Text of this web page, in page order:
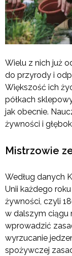
Wielu z nich już
do przyrody i
Większość ich
półkach
jak obecnie.
żywności i
Mistrzowie
Według danych
Unii każdego
żywności, czyli
w dalszym ciągu
wprowadzić
wyrzucanie
spożywczej